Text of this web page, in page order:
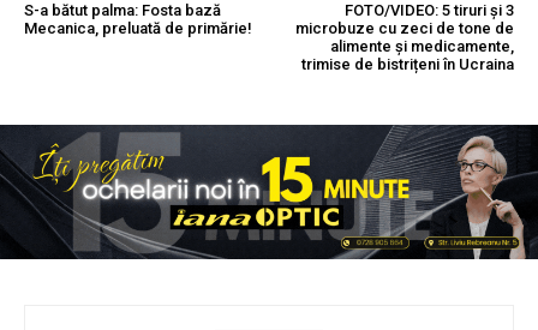
S-a bătut palma: Fosta bază
Mecanica, preluată de primărie!
FOTO/VIDEO: 5 tiruri și 3
microbuze cu zeci de tone de
alimente și medicamente,
trimise de bistrițeni în Ucraina